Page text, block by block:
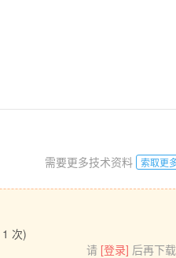
需要更多技术资料 索取更
1 次)
请 [登录] 后再下